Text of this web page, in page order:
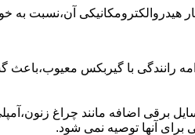
هیدروالکترومکانیکی آن،نسبت
رانندگی با گیربکس معیوب،باعث
برقی اضافه مانند چراغ
آنها توصیه نمی شود.